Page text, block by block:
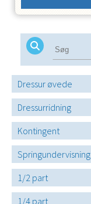
Dressur øvede
Dressurridning
Kontingent
Springundervisning
1/2 part
1/4 part